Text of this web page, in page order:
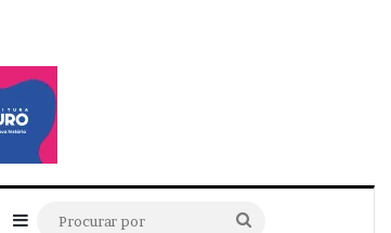
Barra Lateral